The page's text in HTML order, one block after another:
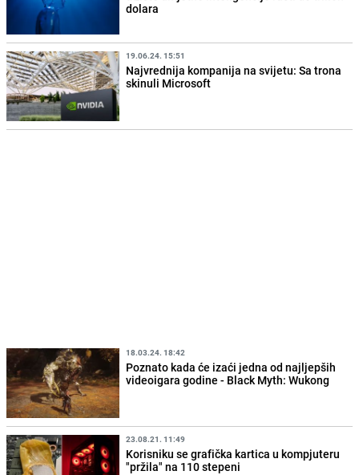
dolara
19.06.24. 15:51
Najvrednija kompanija na svijetu: Sa trona
skinuli Microsoft
18.03.24. 18:42
Poznato kada će izaći jedna od najljepših
videoigara godine - Black Myth: Wukong
23.08.21. 11:49
Korisniku se grafička kartica u kompjuteru
"pržila" na 110 stepeni